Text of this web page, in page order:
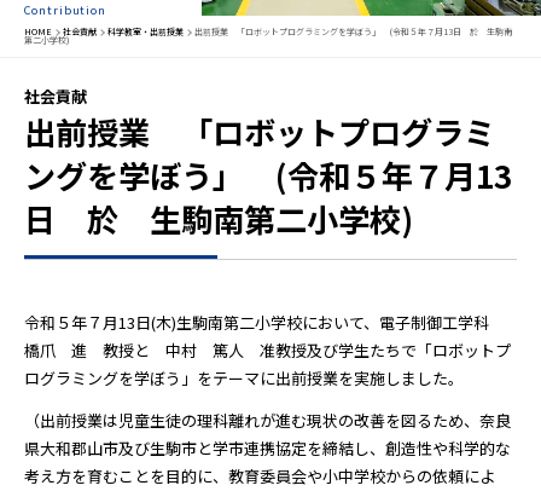
Contribution
HOME 社会貢献 科学教室・出前授業 出前授業 「ロボットプログラミングを学ぼう」 (令和５年７月13日 於 生駒南
第二小学校)
社会貢献
出前授業 「ロボットプログラミ
ングを学ぼう」 (令和５年７月13
日 於 生駒南第二小学校)
令和５年７月13日(木)生駒南第二小学校において、電子制御工学科
橋爪 進 教授と 中村 篤人 准教授及び学生たちで「ロボットプ
ログラミングを学ぼう」をテーマに出前授業を実施しました。
（出前授業は児童生徒の理科離れが進む現状の改善を図るため、奈良
県大和郡山市及び生駒市と学市連携協定を締結し、創造性や科学的な
考え方を育むことを目的に、教育委員会や小中学校からの依頼によ